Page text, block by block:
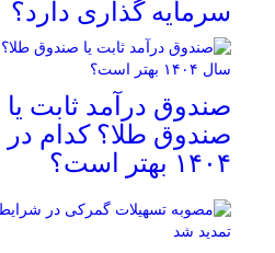
سرمایه گذاری دارد؟
صندوق درآمد ثابت یا
صندوق طلا؟ کدام
۱۴۰۴ بهتر است؟